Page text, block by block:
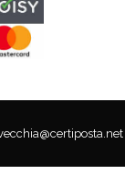
|